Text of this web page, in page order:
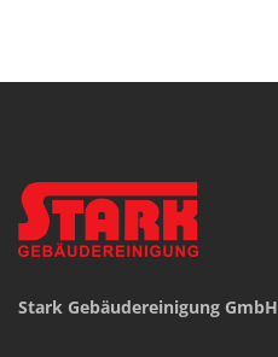
Stark Gebäudereinigung GmbH